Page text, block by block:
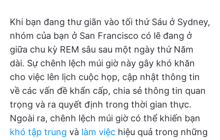
Khi bạn đang thư giãn vào tối thứ Sáu ở Sydney,
nhóm của bạn ở San Francisco có lẽ đang ở
giữa chu kỳ REM sâu sau một ngày thứ Năm
dài. Sự chênh lệch múi giờ này gây khó khăn
cho việc lên lịch cuộc họp, cập nhật thông tin
về các vấn đề khẩn cấp, chia sẻ thông tin quan
trọng và ra quyết định trong thời gian thực.
Ngoài ra, chênh lệch múi giờ có thể khiến bạn
khó tập trung và làm việc hiệu quả trong những